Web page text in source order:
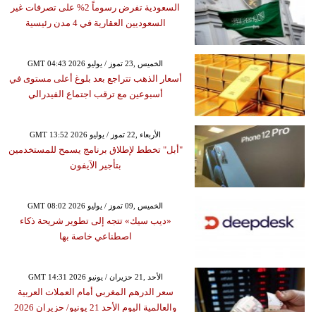
السعودية تفرض رسوماً 2% على تصرفات غير
السعوديين العقارية في 4 مدن رئيسية
GMT 04:43 2026 الخميس ,23 تموز / يوليو
أسعار الذهب تتراجع بعد بلوغ أعلى مستوى في
أسبوعين مع ترقب اجتماع الفيدرالي
GMT 13:52 2026 الأربعاء ,22 تموز / يوليو
"أبل" تخطط لإطلاق برنامج يسمح للمستخدمين
بتأجير الآيفون
GMT 08:02 2026 الخميس ,09 تموز / يوليو
«ديب سيك» تتجه إلى تطوير شريحة ذكاء
اصطناعي خاصة بها
GMT 14:31 2026 الأحد ,21 حزيران / يونيو
سعر الدرهم المغربي أمام العملات العربية
والعالمية اليوم الأحد 21 يونيو/ حزيران 2026